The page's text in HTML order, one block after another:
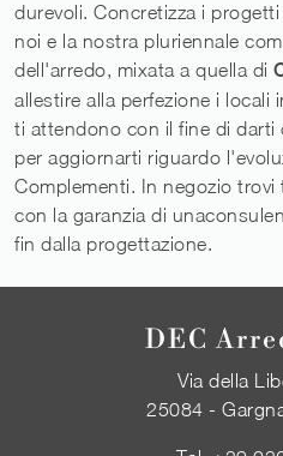
durevoli. Concretizza i
noi e la nostra pluriennale
dell'arredo, mixata a quella di
allestire alla perfezione i locali
ti attendono con il fine di
per aggiornarti riguardo
Complementi. In negozio
con la garanzia di
fin dalla progettazione.
DEC
Via della
25084 -